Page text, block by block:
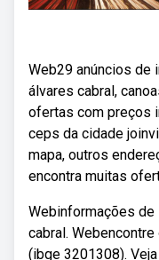
Web29 anúncios de
álvares cabral,
ofertas com preços
ceps da cidade
mapa, outros
encontra muitas
Webinformações de
cabral.
(ibge 3201308).